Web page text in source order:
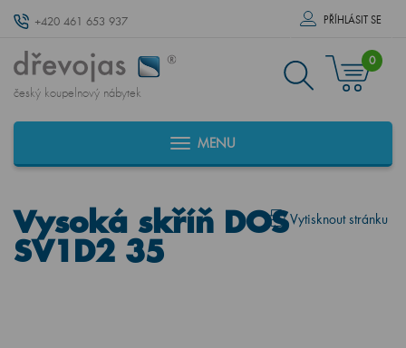
+420 461 653 937 PŘÍHLÁSIT SE
český koupelnový nábytek
0
MENU
Vytisknout stránku
Vysoká skříň DOS
SV1D2 35